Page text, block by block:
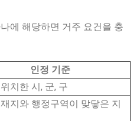
에 해당하면 거주 요건을 충
인정 기준
치한 시, 군, 구
지와 행정구역이 맞닿은 지